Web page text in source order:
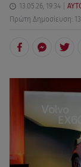
13.05.26, 19:34
Πρώτη Δημοσίευση: